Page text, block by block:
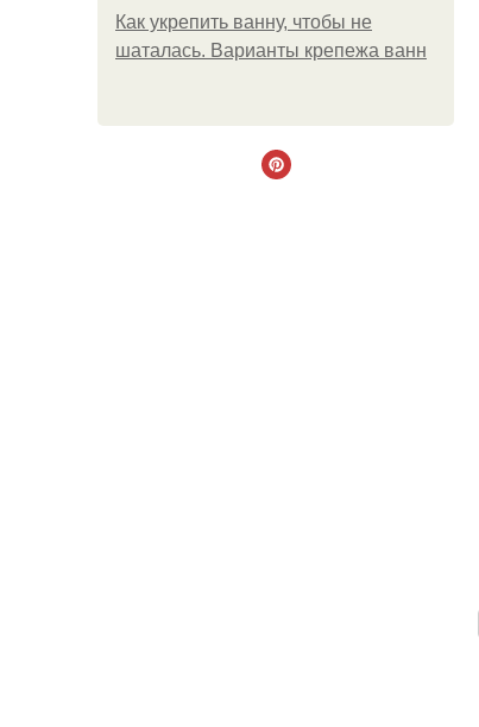
Как укрепить ванну, чтобы не
шаталась. Варианты крепежа ванн